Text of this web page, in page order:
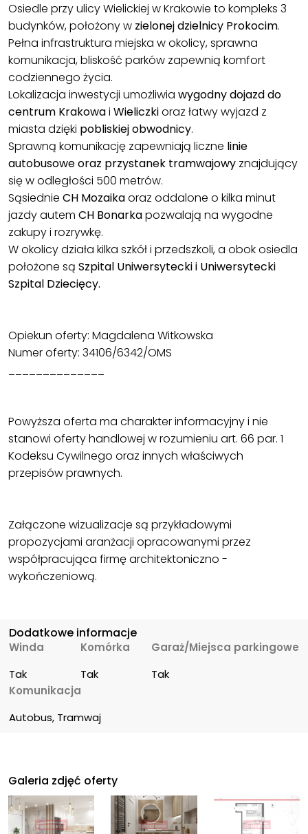
Osiedle przy ulicy Wielickiej w Krakowie to kompleks 3
budynków, położony w zielonej dzielnicy Prokocim.
Pełna infrastruktura miejska w okolicy, sprawna
komunikacja, bliskość parków zapewnią komfort
codziennego życia.
Lokalizacja inwestycji umożliwia wygodny dojazd do
centrum Krakowai Wieliczkioraz łatwy wyjazd z
miasta dzięki pobliskiej obwodnicy.
Sprawną komunikację zapewniają liczne linie
autobusowe oraz przystanek tramwajowy znajdujący
się w odległości 500 metrów.
Sąsiednie CH Mozaikaoraz oddalone o kilka minut
jazdy autem CH Bonarkapozwalają na wygodne
zakupy i rozrywkę.
W okolicy działa kilka szkół i przedszkoli, a obok osiedla
położone są Szpital Uniwersytecki i Uniwersytecki
Szpital Dziecięcy.
Opiekun oferty: Magdalena Witkowska
Numer oferty: 34106/6342/OMS
Powyższa oferta ma charakter informacyjny i nie
stanowi oferty handlowej w rozumieniu art. 66 par. 1
Kodeksu Cywilnego oraz innych właściwych
przepisów prawnych.
Załączone wizualizacje są przykładowymi
propozycjami aranżacji opracowanymi przez
współpracująca firmę architektoniczno -
wykończeniową.
Dodatkowe informacje
Winda
Tak
Komórka
Tak
Garaż/Miejsca parkingowe
Tak
Komunikacja
Autobus, Tramwaj
Galeria zdjęć oferty